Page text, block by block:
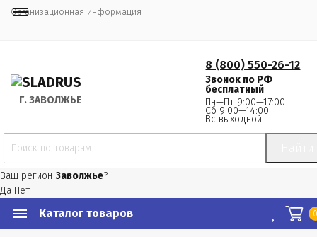
Организационная информация
Г. ЗАВОЛЖЬЕ
8 (800) 550-26-12
Звонок по РФ
бесплатный
Пн—Пт 9:00—17:00
Сб 9:00—14:00
Вс выходной
Ваш регион Заволжье?
Да Нет
Каталог товаров